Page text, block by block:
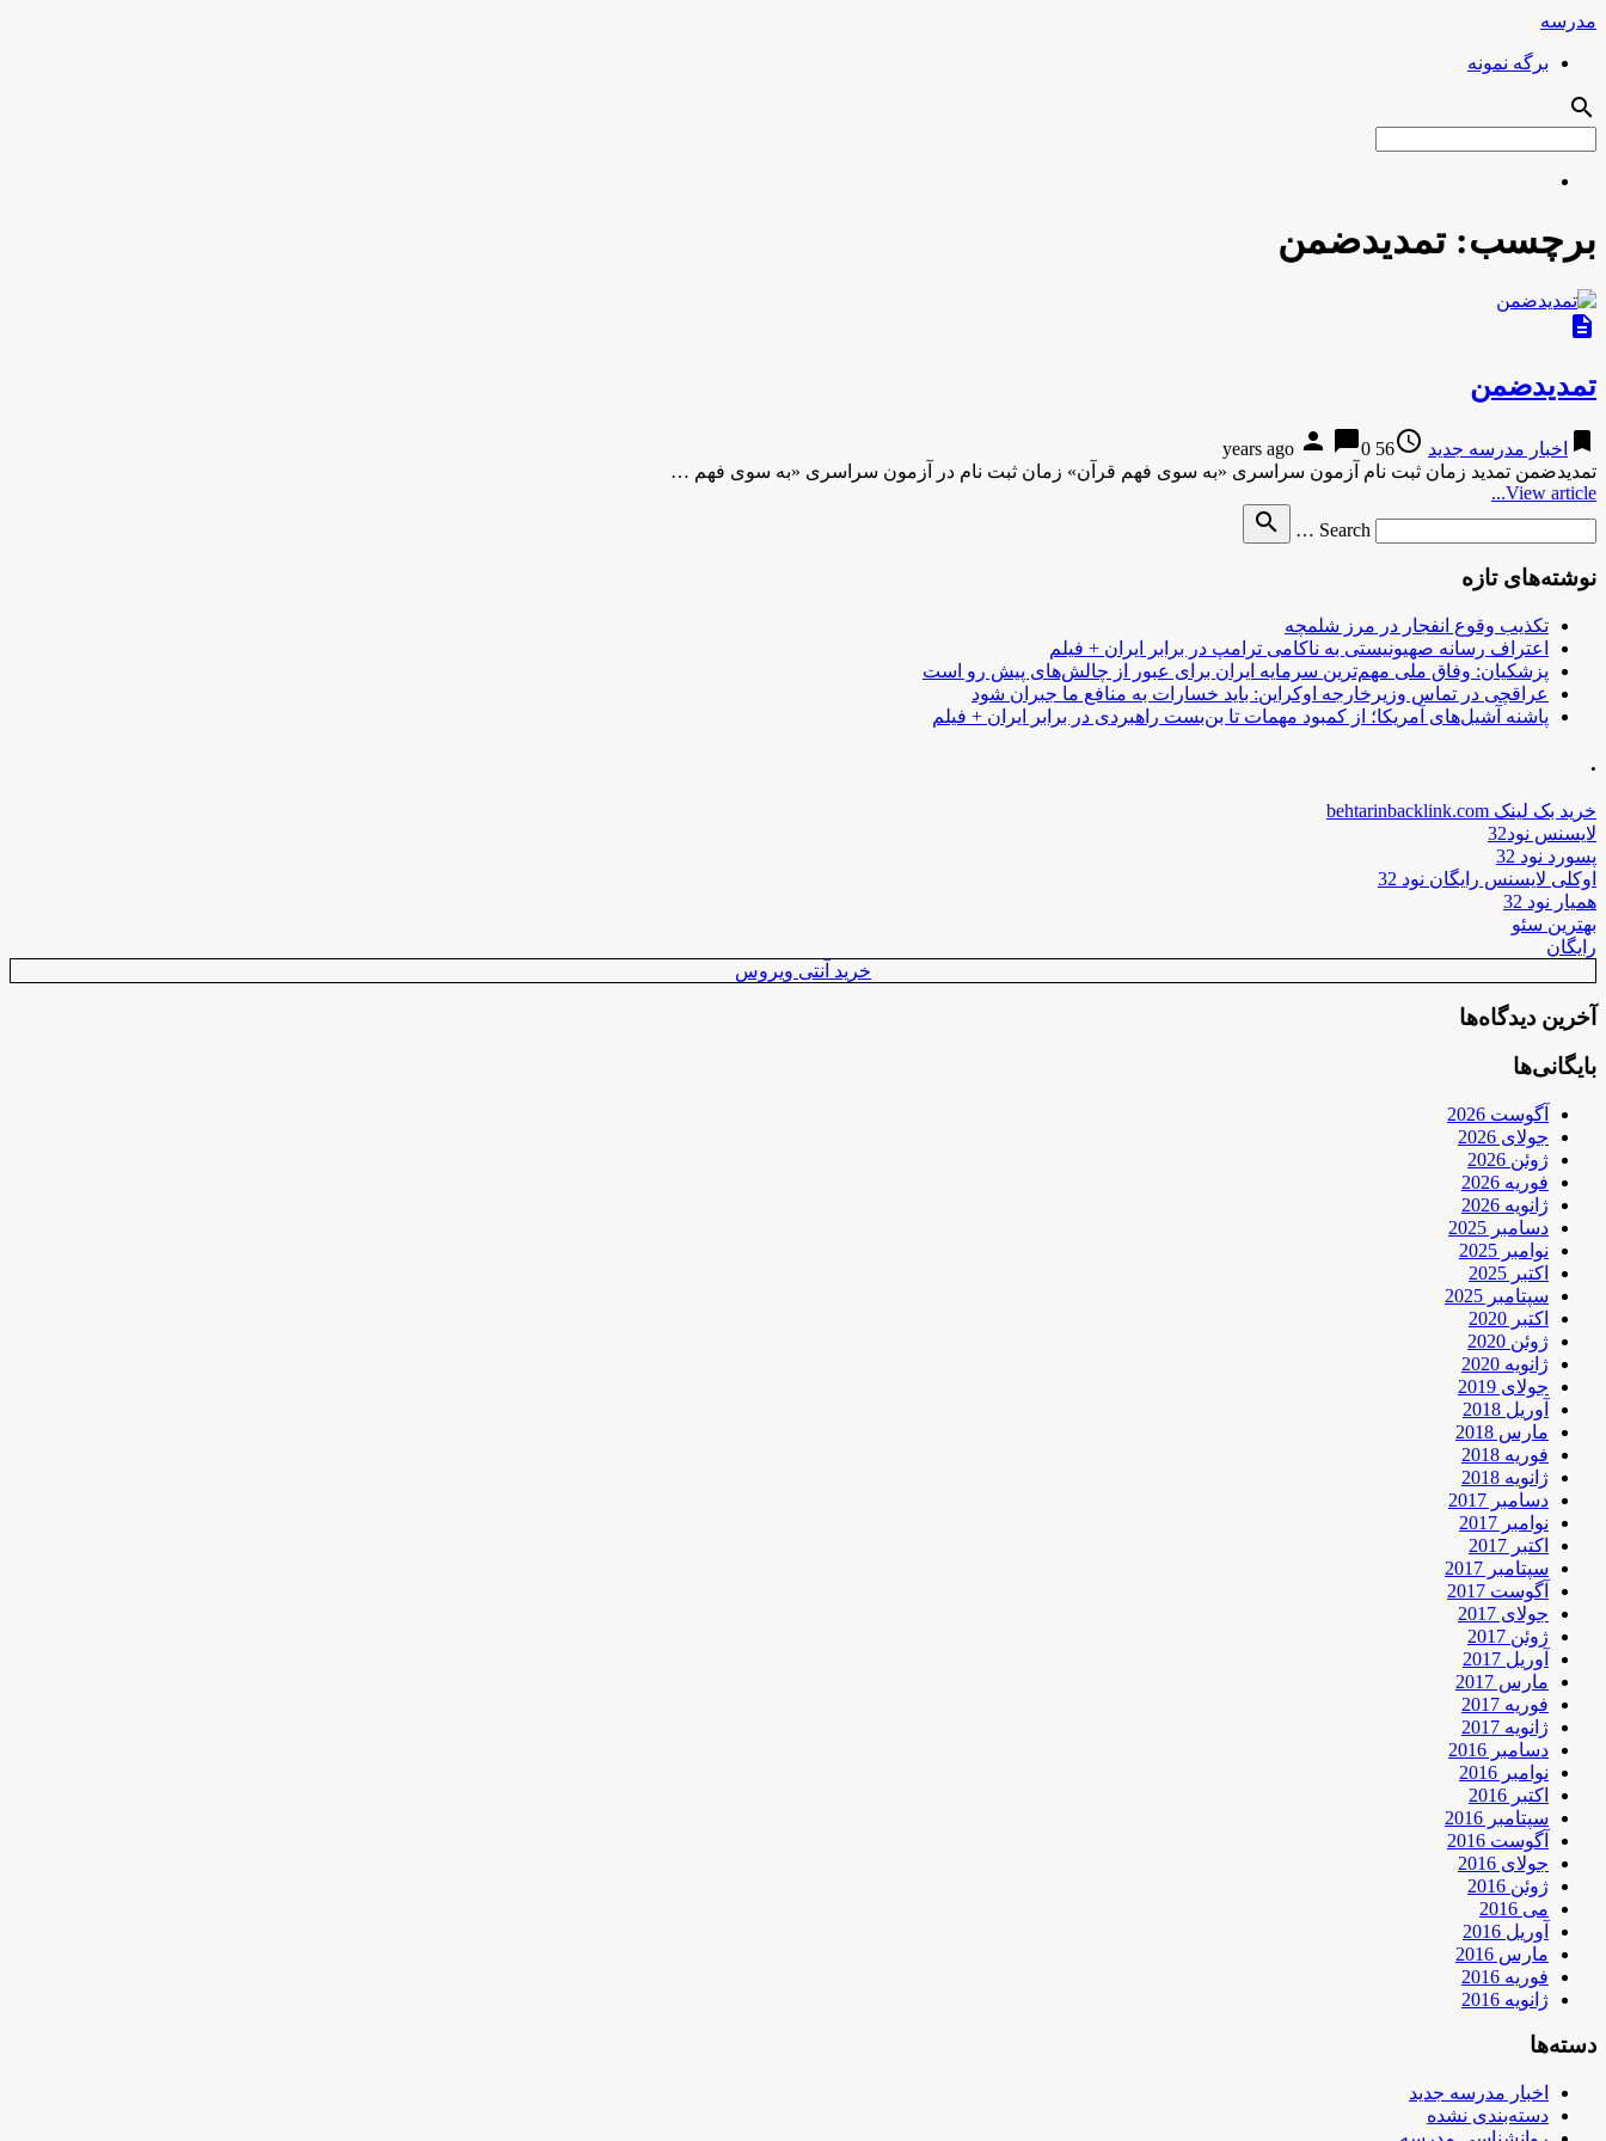
مدرسه
برگه نمونه
search
برچسب:تمدیدضمن
description
تمدیدضمن
bookmark اخبار مدرسه جدید access_time
56 years ago
person chat_bubble0
تمدیدضمن تمدید زمان ثبت نام آزمون سراسری «به سوی فهم قرآن» زمان ثبت نام در آزمون سراسری «به سوی فهم …
View article...
Search …
search
نوشته‌های تازه
تکذیب وقوع انفجار در مرز شلمچه
اعتراف رسانه صهیونیستی به ناکامی ترامپ در برابر ایران + فیلم
پزشکیان: وفاق ملی مهم‌ترین سرمایه ایران برای عبور از چالش‌های پیش رو است
عراقچی در تماس وزیرخارجه اوکراین: باید خسارات به منافع ما جبران شود
پاشنه آشیل‌های آمریکا؛ از کمبود مهمات تا بن‌بست راهبردی در برابر ایران + فیلم
.
خرید بک لینک behtarinbacklink.com
لایسنس نود32
پسورد نود 32
اوکلی لایسنس رایگان نود 32
همیار نود 32
بهترین سئو
رایگان
خرید آنتی ویروس
آخرین دیدگاه‌ها
بایگانی‌ها
آگوست 2026
جولای 2026
ژوئن 2026
فوریه 2026
ژانویه 2026
دسامبر 2025
نوامبر 2025
اکتبر 2025
سپتامبر 2025
اکتبر 2020
ژوئن 2020
ژانویه 2020
جولای 2019
آوریل 2018
مارس 2018
فوریه 2018
ژانویه 2018
دسامبر 2017
نوامبر 2017
اکتبر 2017
سپتامبر 2017
آگوست 2017
جولای 2017
ژوئن 2017
آوریل 2017
مارس 2017
فوریه 2017
ژانویه 2017
دسامبر 2016
نوامبر 2016
اکتبر 2016
سپتامبر 2016
آگوست 2016
جولای 2016
ژوئن 2016
می 2016
آوریل 2016
مارس 2016
فوریه 2016
ژانویه 2016
دسته‌ها
اخبار مدرسه جدید
دسته‌بندی نشده